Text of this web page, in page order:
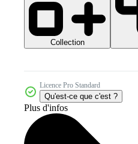
Collection
Licence Pro Standard
Qu'est-ce que c'est ?
Plus d'infos